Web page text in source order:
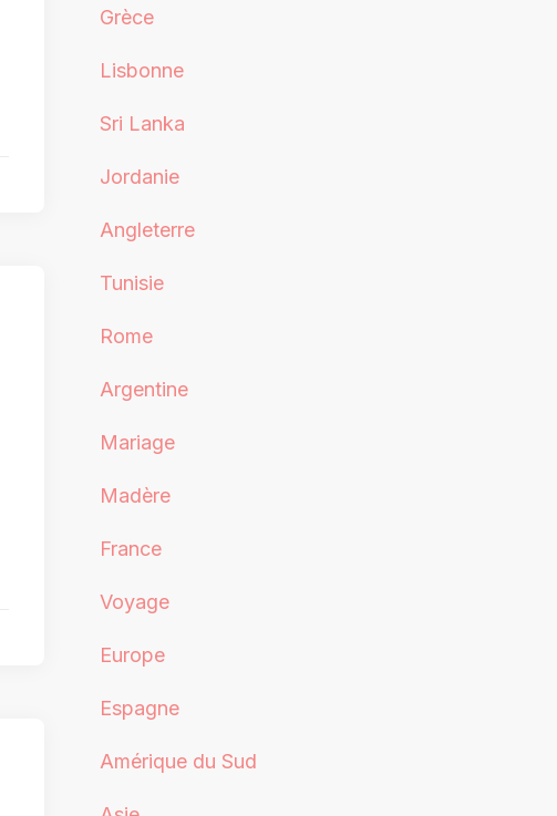
Grèce
Lisbonne
Sri Lanka
Jordanie
Angleterre
Tunisie
Rome
Argentine
Mariage
Madère
France
Voyage
Europe
Espagne
Amérique du Sud